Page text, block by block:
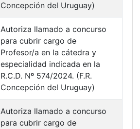
Concepción del Uruguay)
Autoriza llamado a concurso
para cubrir cargo de
Profesor/a en la cátedra y
especialidad indicada en la
R.C.D. Nº 574/2024. (F.R.
Concepción del Uruguay)
Autoriza llamado a concurso
para cubrir cargo de